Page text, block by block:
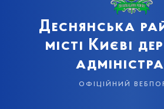
Деснянська
місті Києві
офіційний